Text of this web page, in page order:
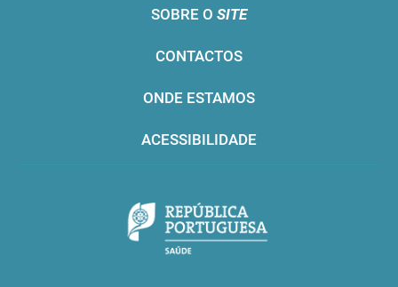
SOBRE O SITE
CONTACTOS
ONDE ESTAMOS
ACESSIBILIDADE